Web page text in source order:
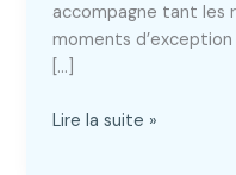
accompagne tant les
moments
[…]
Calorie
Lire la suite »